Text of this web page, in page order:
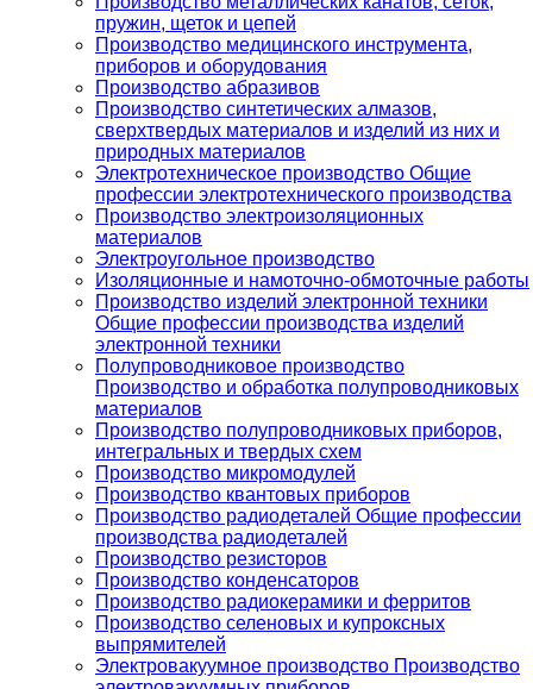
пружин, щеток и цепей
Производство медицинского инструмента,
приборов и оборудования
Производство абразивов
Производство синтетических алмазов,
сверхтвердых материалов и изделий из них и
природных материалов
Электротехническое производство Общие
профессии электротехнического производства
Производство электроизоляционных
материалов
Электроугольное производство
Изоляционные и намоточно-обмоточные работы
Производство изделий электронной техники
Общие профессии производства изделий
электронной техники
Полупроводниковое производство
Производство и обработка полупроводниковых
материалов
Производство полупроводниковых приборов,
интегральных и твердых схем
Производство микромодулей
Производство квантовых приборов
Производство радиодеталей Общие профессии
производства радиодеталей
Производство резисторов
Производство конденсаторов
Производство радиокерамики и ферритов
Производство селеновых и купроксных
выпрямителей
Электровакуумное производство Производство